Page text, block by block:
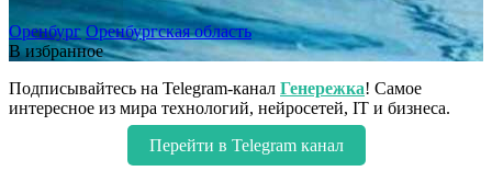
Оренбург Оренбургская область
В избранное
Подписывайтесь на Telegram-канал Генережка! Самое
интересное из мира технологий, нейросетей, IT и бизнеса.
Перейти в Telegram канал